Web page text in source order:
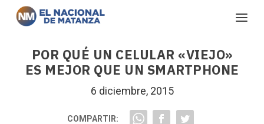
POR QUÉ UN CELULAR «VIEJO»
ES MEJOR QUE UN SMARTPHONE
6 diciembre, 2015
COMPARTIR: